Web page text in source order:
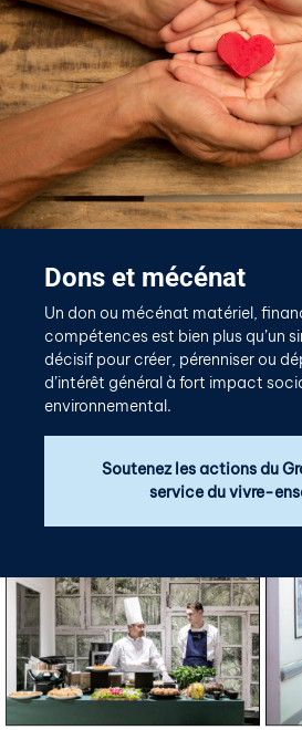
Dons et mécénat
Un don ou mécénat matériel,
compétences est bien plus qu’un
décisif pour créer, pérenniser ou
d’intérêt général à fort impact
environnemental.
Soutenez les actions du
service du vivre-